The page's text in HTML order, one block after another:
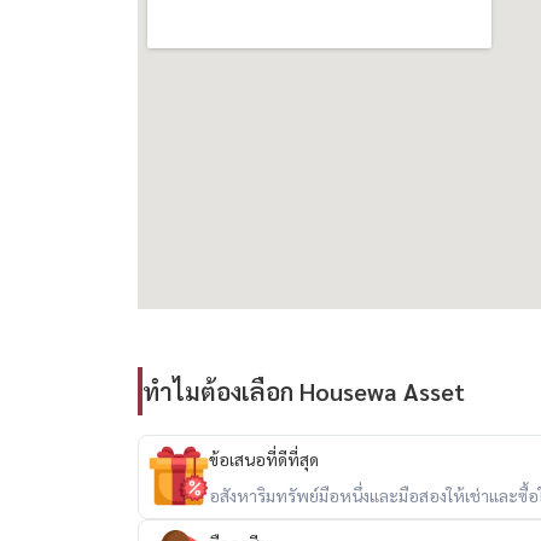
– Spacious layout with 2 bedrooms & 3
– 租金：每月 180,000 泰铢
✨ 亮点：
– 豪华公寓，湄南河畔黄金地段
– 全新装修，家具齐全，拎包入住
– 宽敞格局，2 卧室 3 浴室
– 世界级设施：无边泳池、健身房、会所、礼宾
ทำไมต้องเลือก Housewa Asset
ข้อเสนอที่ดีที่สุด
อสังหาริมทรัพย์มือหนึ่งและมือสองให้เช่าและซื้